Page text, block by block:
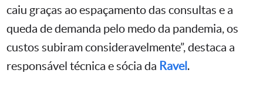
caiu graças ao espaçamento das consultas e a
queda de demanda pelo medo da pandemia, os
custos subiram consideravelmente”, destaca a
responsável técnica e sócia da Ravel .